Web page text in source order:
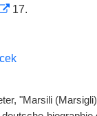
17.
"Marsili